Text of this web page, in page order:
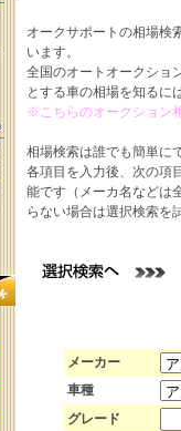
オークサポートの相場検
います。
全国のオートオークショ
とする車の相場を知るに
※こちらのオークション
相場検索は誰でも簡単に
各項目を入力後、次の項
能です（メーカ名などは
らない場合は選択検索を
メーカー
車種
グレード